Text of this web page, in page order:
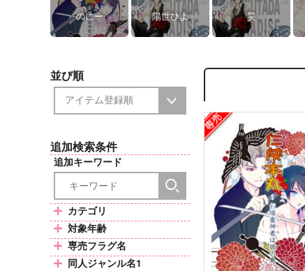
のにー 陽世ひよ 昊
並び順
追加検索条件
追加キーワード
カテゴリ
対象年齢
専売フラグ名
同人ジャンル名1